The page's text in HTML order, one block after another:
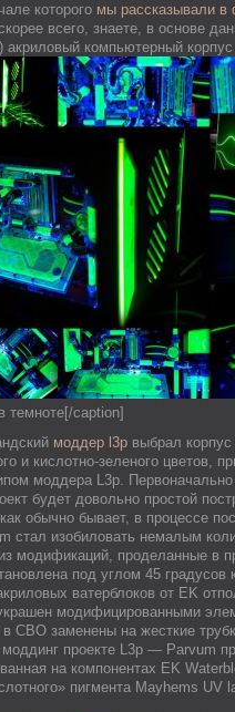
которого мы рассказывали в
всего, знаете, в основе
акриловый компьютерный
темноте[/caption]
моддер l3p выбрал
и кислотно-зеленого цветов,
моддера L3p.
будет довольно простой
обычно бывает, в процессе
стал изобиловать немалым
модификаций, проделанные в
под углом 45 градусов
ватерблоков от EK
модифицированными
СВО заменены на жесткие
моддинг проекте L3p — Parvum
на компонентах EK
пигмента Mayhems UV